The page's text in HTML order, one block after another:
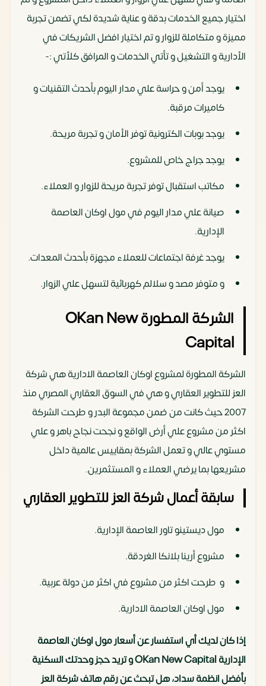
اختيار جميع الخدمات بدقة و عناية شديدة لكي تضمن تجربة
مميزة و متكاملة للزوار و تم اختيار افضل الشريكات في
الأدارية و التشغيل و تأتي الخدمات و المرافق كلأتي :-
يوجد أمن و حراسة علي مدار اليوم بأحدث التقنيات و
كاميرات مرقبة.
يوجد بوبات الكترونية توفر الأمان و تجربة مريحة.
يوجد جراج خاص للمشروع.
مكاتب استقبال توفر تجربة مريحة للزوار و العملاء.
صيانة علي مدار اليوم في مول اوكان العاصمة
الإدارية.
يوجد غرفة اجتماعات للعملاء مجهزة بأحدث المعدات.
و متوفر مصد و سلالم كهربائية لتسهل علي الزوار.
الشركة المطورة OKan New
Capital
الشركة المطورة لمشروع اوكان العاصمة الادارية هي شركة
العز للتطوير العقاري و هي في السوق العقاري المصري منذ
2007 حيث كانت من ضمن مجموعة البدر و طرحت الشركة
اكثر من مشروع علي أرض الواقع و نجحت نجاح باهر و علي
مستوي عالي و تعمل الشركة بمقاييس عالمية داخل
مشريعها بما يرضي العملاء و المستثمرين.
سابقة أعمال شركة العز للتطوير العقاري
مول ديستينو تاور العاصمة الإدارية.
مشروع أرينا بلانكا الغردقة.
و طرحت اكثر من مشروع في اكثر من دولة عربية.
مول اوكان العاصمة الادارية.
إذا كان لديك أي استفسار عن أسعار مول اوكان العاصمة
الإدارية OKan New Capital و تريد حجز وحدتك السكنية
بأفضل انظمة سداد، هل تبحث عن رقم هاتف شركة العز